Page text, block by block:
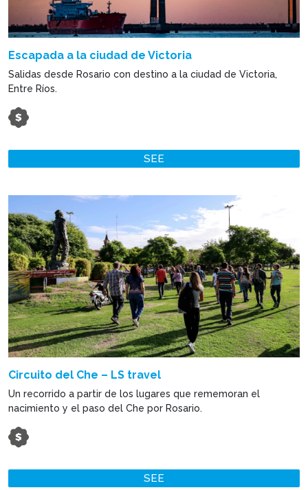
Escapada a la ciudad de Victoria
Salidas desde Rosario con destino a la ciudad de Victoria,
Entre Ríos.
SEE
Circuito del Che – LS travel
Un recorrido a partir de los lugares que rememoran el
nacimiento y el paso del Che por Rosario.
SEE